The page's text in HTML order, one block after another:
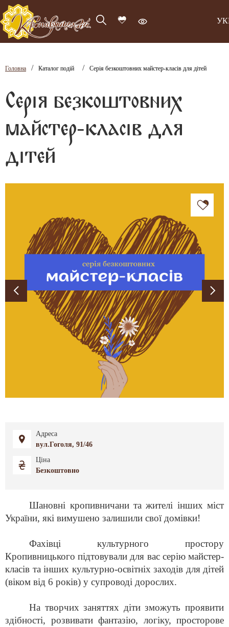
Головна / Каталог подій / Серія безкоштовних майстер-класів для дітей
Серія безкоштовних
майстер-класів для
дітей
Адреса
вул.Гоголя, 91/46
Ціна
Безкоштовно
Шановні кропивничани та жителі інших міст
України, які вимушено залишили свої домівки!
Фахівці культурного простору
Кропивницькогопідтовували для вассерію майстер-
класів та інших культурно-освітніх заходів для дітей
(віком від 6 років) у супроводі дорослих.
На творчих заняттях діти зможуть проявити
здібності, розвивати фантазію, логіку, просторове